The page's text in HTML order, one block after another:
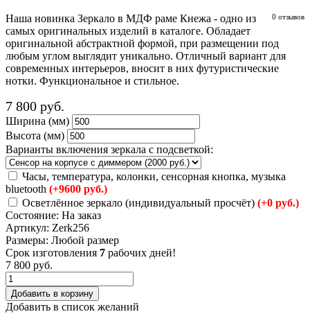
0 отзывов
Наша новинка Зеркало в МДФ раме Кнежа - одно из
самых оригинальных изделий в каталоге. Обладает
оригинальной абстрактной формой, при размещении под
любым углом выглядит уникально. Отличный вариант для
современных интерьеров, вносит в них футуристические
нотки. Функциональное и стильное.
7 800 руб.
Ширина (мм)
Высота (мм)
Варианты включения зеркала с подсветкой:
Часы, температура, колонки, сенсорная кнопка, музыка
bluetooth (+9600 руб.)
Осветлённое зеркало (индивидуальный просчёт) (+0 руб.)
Состояние: На заказ
Артикул: Zerk256
Размеры: Любой размер
Срок изготовления 7 рабочих дней!
7 800 руб.
Добавить в корзину
Добавить в список желаний